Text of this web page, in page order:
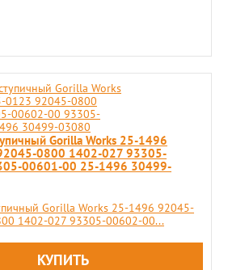
Gorilla Works 25-1496
0800 1402-027 93305-
00601-00 25-1496 30499-
Gorilla Works 25-1496 92045-
1402-027 93305-00602-00...